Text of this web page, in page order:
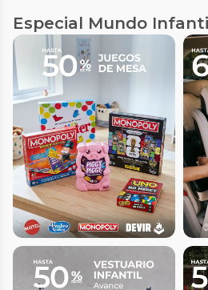
Especial Mundo